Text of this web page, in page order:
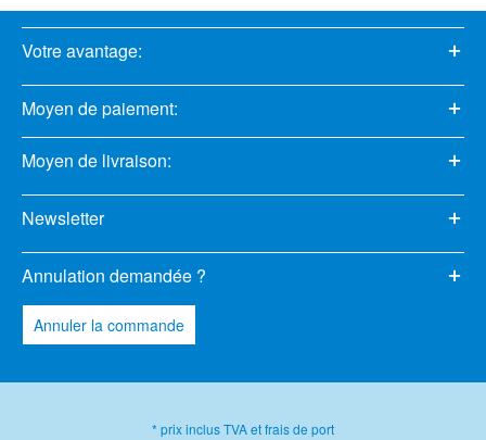
Votre avantage:
Moyen de paiement:
Moyen de livraison:
Newsletter
Annulation demandée ?
Annuler la commande
* prix inclus TVA et frais de port